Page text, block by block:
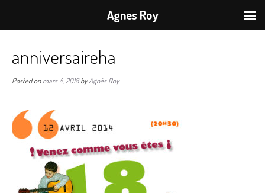
anniversaireha
Posted onmars 4, 2018byAgnès Roy
Agnes Roy